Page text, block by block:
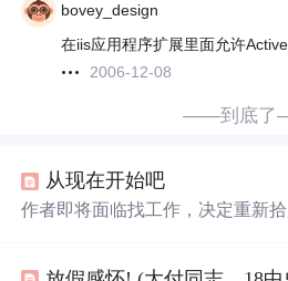
bovey_design
在iis应用程序扩展里面允许
2006-12-08
——到底
从现在开始吧
作者即将面临找工作，决定重新